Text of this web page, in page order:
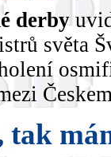
derby
světa
tak